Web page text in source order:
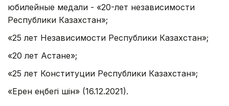
юбилейные медали - «20-лет независимости
Республики Казахстан»;
«25 лет Независимости Республики Казахстан»;
«20 лет Астане»;
«25 лет Конституции Республики Казахстан»;
«Ерен еңбегі үшін» (16.12.2021).